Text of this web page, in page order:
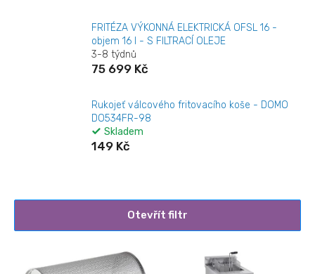
FRITÉZA VÝKONNÁ ELEKTRICKÁ OFSL 16 -
objem 16 l - S FILTRACÍ OLEJE
3-8 týdnů
75 699 Kč
Rukojeť válcového fritovacího koše - DOMO
DO534FR-98
Skladem
149 Kč
Otevřít filtr